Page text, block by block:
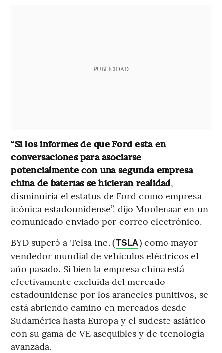
PUBLICIDAD
“Si los informes de que Ford está en
conversaciones para asociarse
potencialmente con una segunda empresa
china de baterías se hicieran realidad,
disminuiría el estatus de Ford como empresa
icónica estadounidense”, dijo Moolenaar en un
comunicado enviado por correo electrónico.
BYD superó a Telsa Inc. (TSLA) como mayor
vendedor mundial de vehículos eléctricos el
año pasado. Si bien la empresa china está
efectivamente excluida del mercado
estadounidense por los aranceles punitivos, se
está abriendo camino en mercados desde
Sudamérica hasta Europa y el sudeste asiático
con su gama de VE asequibles y de tecnología
avanzada.